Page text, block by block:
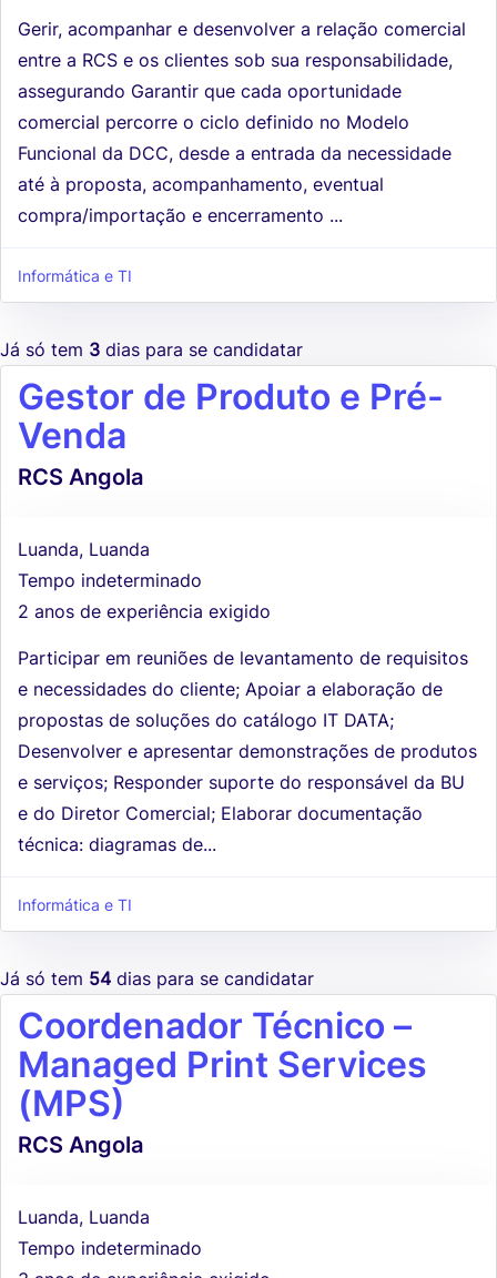
Gerir, acompanhar e desenvolver a relação comercial
entre a RCS e os clientes sob sua responsabilidade,
assegurando Garantir que cada oportunidade
comercial percorre o ciclo definido no Modelo
Funcional da DCC, desde a entrada da necessidade
até à proposta, acompanhamento, eventual
compra/importação e encerramento ...
Informática e TI
Já só tem 3 dias para se candidatar
Gestor de Produto e Pré-
Venda
RCS Angola
Luanda, Luanda
Tempo indeterminado
2 anos de experiência exigido
Participar em reuniões de levantamento de requisitos
e necessidades do cliente; Apoiar a elaboração de
propostas de soluções do catálogo IT DATA;
Desenvolver e apresentar demonstrações de produtos
e serviços; Responder suporte do responsável da BU
e do Diretor Comercial; Elaborar documentação
técnica: diagramas de...
Informática e TI
Já só tem 54 dias para se candidatar
Coordenador Técnico –
Managed Print Services
(MPS)
RCS Angola
Luanda, Luanda
Tempo indeterminado